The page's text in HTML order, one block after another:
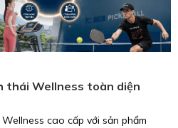
thái Wellness toàn diện
cao cấp với sản phẩm